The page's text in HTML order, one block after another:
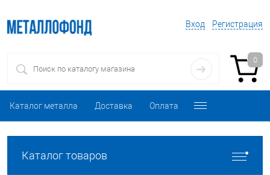
Вход Регистрация
0
Каталог металла Доставка Оплата
Каталог товаров